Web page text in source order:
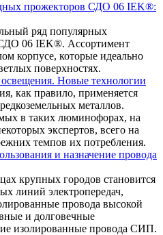
прожекторов СДО 06 IEK®:
ряд популярных
06 IEK®. Ассортимент
корпусе, которые идеально
поверхностях.
Новые технологии
как правило, применяется
металлов.
в таких люминофорах, на
экспертов, всего на
темпов их потребления.
и назначение провода
крупных городов становится
линий электропередач,
провода высокой
и долговечные
изолированные провода СИП.